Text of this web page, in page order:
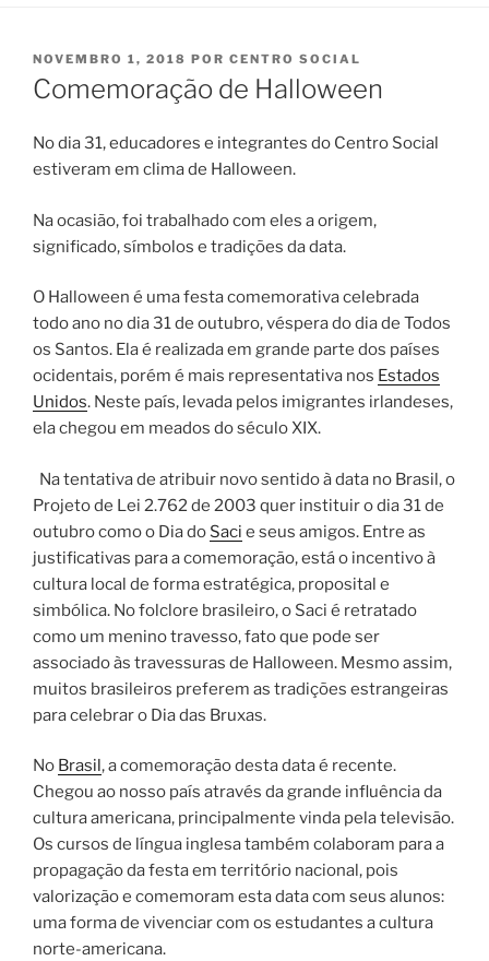
PUBLICADO
EM
NOVEMBRO 1, 2018 POR CENTRO SOCIAL
Comemoração de Halloween
No dia 31, educadores e integrantes do Centro Social
estiveram em clima de Halloween.
Na ocasião, foi trabalhado com eles a origem,
significado, símbolos e tradições da data.
O Halloween é uma festa comemorativa celebrada
todo ano no dia 31 de outubro, véspera do dia de Todos
os Santos. Ela é realizada em grande parte dos países
ocidentais, porém é mais representativa nos Estados
Unidos. Neste país, levada pelos imigrantes irlandeses,
ela chegou em meados do século XIX.
Na tentativa de atribuir novo sentido à data no Brasil, o
Projeto de Lei 2.762 de 2003 quer instituir o dia 31 de
outubro como o Dia do Saci e seus amigos. Entre as
justificativas para a comemoração, está o incentivo à
cultura local de forma estratégica, proposital e
simbólica. No folclore brasileiro, o Saci é retratado
como um menino travesso, fato que pode ser
associado às travessuras de Halloween. Mesmo assim,
muitos brasileiros preferem as tradições estrangeiras
para celebrar o Dia das Bruxas.
No Brasil, a comemoração desta data é recente.
Chegou ao nosso país através da grande influência da
cultura americana, principalmente vinda pela televisão.
Os cursos de língua inglesa também colaboram para a
propagação da festa em território nacional, pois
valorização e comemoram esta data com seus alunos:
uma forma de vivenciar com os estudantes a cultura
norte-americana.